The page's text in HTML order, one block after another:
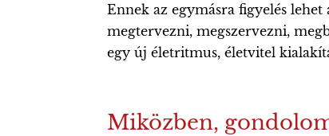
Ennek az egymásra figyelés lehet
megtervezni, megszervezni,
egy új életritmus, életvitel
Miközben,